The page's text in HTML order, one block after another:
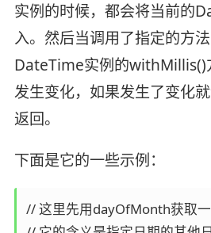
实例的时候，都会将当前的
入。然后当调用了指定的方
DateTime实例的withMillis()
发生变化，如果发生了变化
返回。
下面是它的一些示例：
// 这里先用dayOfMonth获取